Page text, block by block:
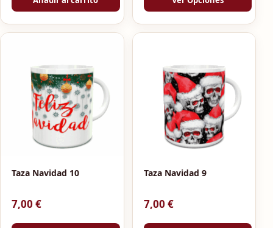
Taza Navidad 10
7,00 €
Taza Navidad 9
7,00 €